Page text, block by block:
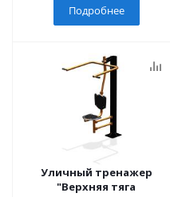
Подробнее
Уличный тренажер
"Верхняя тяга